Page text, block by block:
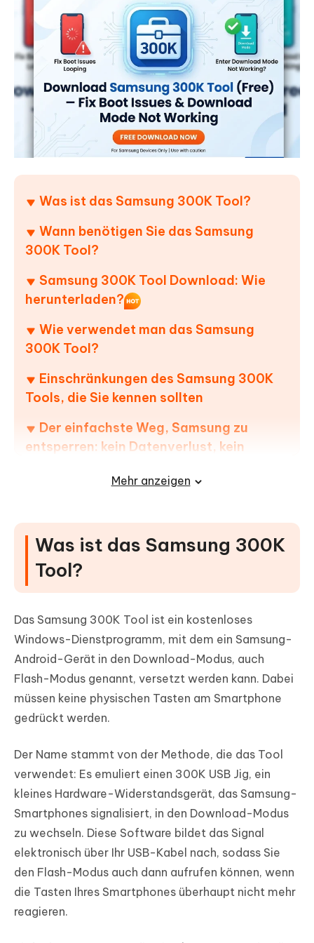
Was ist das Samsung 300K Tool?
Wann benötigen Sie das Samsung
300K Tool?
Samsung 300K Tool Download: Wie
herunterladen?
Wie verwendet man das Samsung
300K Tool?
Einschränkungen des Samsung 300K
Tools, die Sie kennen sollten
Der einfachste Weg, Samsung zu
entsperren: kein Datenverlust, kein
Mehr anzeigen
Was ist das Samsung 300K
Tool?
Das Samsung 300K Tool ist ein kostenloses
Windows-Dienstprogramm, mit dem ein Samsung-
Android-Gerät in den Download-Modus, auch
Flash-Modus genannt, versetzt werden kann. Dabei
müssen keine physischen Tasten am Smartphone
gedrückt werden.
Der Name stammt von der Methode, die das Tool
verwendet: Es emuliert einen 300K USB Jig, ein
kleines Hardware-Widerstandsgerät, das Samsung-
Smartphones signalisiert, in den Download-Modus
zu wechseln. Diese Software bildet das Signal
elektronisch über Ihr USB-Kabel nach, sodass Sie
den Flash-Modus auch dann aufrufen können, wenn
die Tasten Ihres Smartphones überhaupt nicht mehr
reagieren.